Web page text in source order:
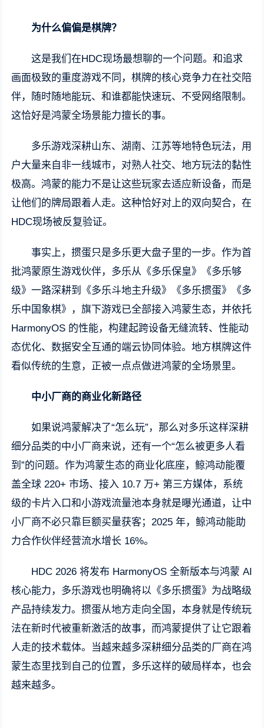
为什么偏偏是棋牌？
这是我们在HDC现场最想聊的一个问题。和追求
画面极致的重度游戏不同，棋牌的核心竞争力在社交陪
伴，随时随地能玩、和谁都能快速玩、不受网络限制。
这恰好是鸿蒙全场景能力擅长的事。
多乐游戏深耕山东、湖南、江苏等地特色玩法，用
户大量来自非一线城市，对熟人社交、地方玩法的黏性
极高。鸿蒙的能力不是让这些玩家去适应新设备，而是
让他们的牌局跟着人走。这种恰好对上的双向契合，在
HDC现场被反复验证。
事实上，掼蛋只是多乐更大盘子里的一步。作为首
批鸿蒙原生游戏伙伴，多乐从《多乐保皇》《多乐够
级》一路深耕到《多乐斗地主升级》《多乐掼蛋》《多
乐中国象棋》，旗下游戏已全部接入鸿蒙生态，并依托
HarmonyOS 的性能，构建起跨设备无缝流转、性能动
态优化、数据安全互通的端云协同体验。地方棋牌这件
看似传统的生意，正被一点点做进鸿蒙的全场景里。
中小厂商的商业化新路径
如果说鸿蒙解决了“怎么玩”，那么对多乐这样深耕
细分品类的中小厂商来说，还有一个“怎么被更多人看
到”的问题。作为鸿蒙生态的商业化底座，鲸鸿动能覆
盖全球 220+ 市场、接入 10.7 万+ 第三方媒体，系统
级的卡片入口和小游戏流量池本身就是曝光通道，让中
小厂商不必只靠巨额买量获客；2025 年，鲸鸿动能助
力合作伙伴经营流水增长 16%。
HDC 2026 将发布 HarmonyOS 全新版本与鸿蒙 AI
核心能力，多乐游戏也明确将以《多乐掼蛋》为战略级
产品持续发力。掼蛋从地方走向全国，本身就是传统玩
法在新时代被重新激活的故事，而鸿蒙提供了让它跟着
人走的技术载体。当越来越多深耕细分品类的厂商在鸿
蒙生态里找到自己的位置，多乐这样的破局样本，也会
越来越多。